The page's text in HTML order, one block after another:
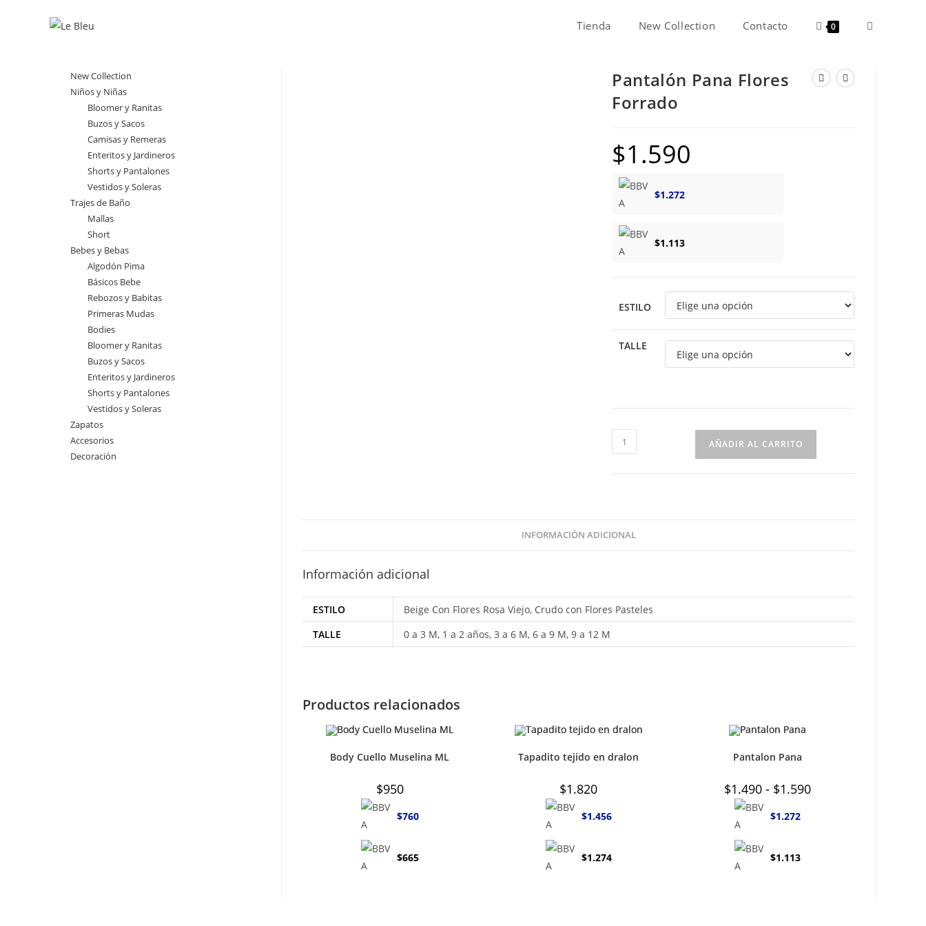
Tienda New Collection Contacto 0 Alternar
Pantalón Pana Flores
Forrado
$1.590
$1.272
$1.113
ESTILO
TALLE
Pantalón
Pana
AÑADIR AL CARRITO
INFORMACIÓN ADICIONAL
Información adicional
ESTILO
Beige Con Flores Rosa Viejo, Crudo con Flores Pasteles
TALLE
0 a 3 M, 1 a 2 años, 3 a 6 M, 6 a 9 M, 9 a 12 M
Productos relacionados
Body Cuello Muselina ML
$950
$760
$665
Tapadito tejido en dralon
$1.820
$1.456
$1.274
Pantalon Pana
$1.490 - $1.590Rango
de
$1.272
$1.113
New Collection
Niños y Niñas
Bloomer y Ranitas
Buzos y Sacos
Camisas y Remeras
Enteritos y Jardineros
Shorts y Pantalones
Vestidos y Soleras
Trajes de Baño
Mallas
Short
Bebes y Bebas
Algodón Pima
Básicos Bebe
Rebozos y Babitas
Primeras Mudas
Bodies
Bloomer y Ranitas
Buzos y Sacos
Enteritos y Jardineros
Shorts y Pantalones
Vestidos y Soleras
Zapatos
Accesorios
Decoración